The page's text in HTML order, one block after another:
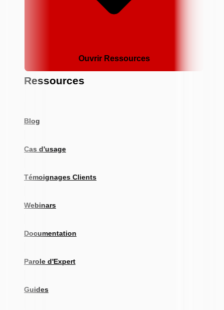
Ouvrir Ressources
Ressources
Blog
Cas d'usage
Témoignages Clients
Webinars
Documentation
Parole d'Expert
Guides